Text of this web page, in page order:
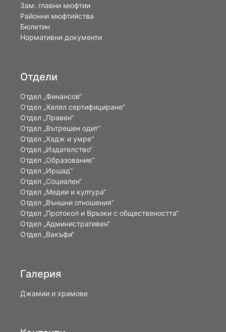
Зам. главни мюфтии
Районни мюфтийства
Бюлетин
Нормативни документи
Отдели
Отдел „Финансов“
Отдел „Хелял сертифициране“
Отдел „Правен“
Отдел „Вътрешен одит“
Отдел „Хадж и умре“
Отдел „Издателство“
Отдел „Образование“
Отдел „Иршад“
Отдел „Социален“
Отдел „Медии и култура“
Отдел „Външни отношения”
Oтдел „Протокол и Връзки с обществеността“
Отдел „Административен“
Отдел „Вакъфи“
Галерия
Джамии и храмове